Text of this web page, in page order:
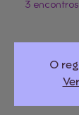
3
O